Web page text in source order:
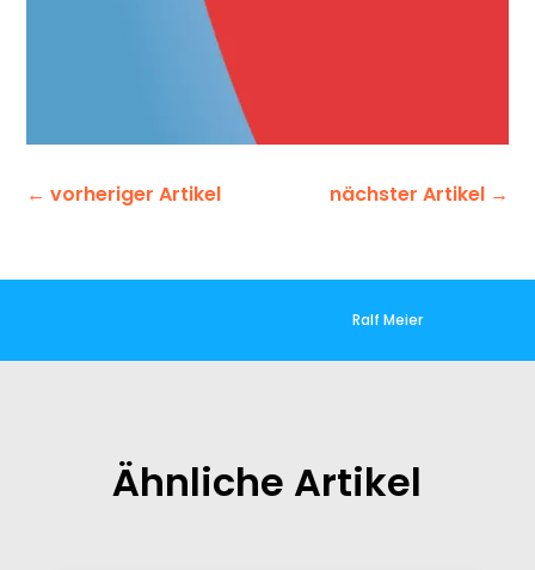
←vorheriger Artikel nächster Artikel→
Ralf Meier
Ähnliche Artikel